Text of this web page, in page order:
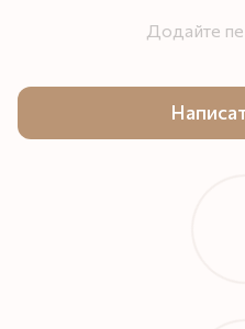
Додайте